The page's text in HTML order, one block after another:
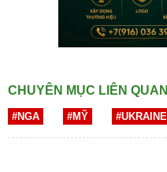
CHUYÊN MỤC LIÊN QUAN
#NGA #MỸ #UKRAINE